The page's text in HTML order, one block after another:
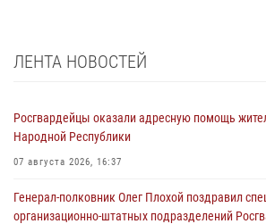
ЛЕНТА НОВОСТЕЙ
Росгвардейцы оказали адресную помощь
Народной Республики
07 августа 2026, 16:37
Генерал-полковник Олег Плохой поздравил
организационно-штатных подразделений